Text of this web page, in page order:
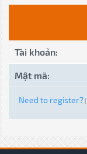
Tài khoản:
Mật mã:
Need to register?